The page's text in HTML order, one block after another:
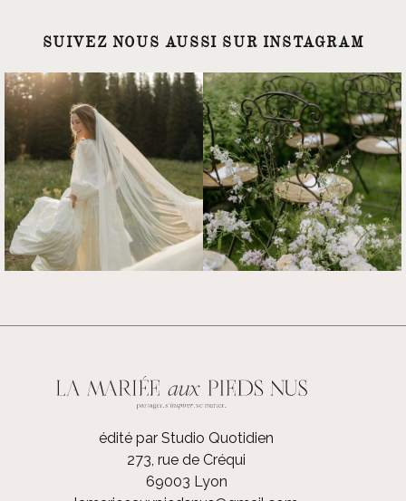
SUIVEZ NOUS AUSSI SUR INSTAGRAM
édité par Studio Quotidien
273, rue de Créqui
69003 Lyon